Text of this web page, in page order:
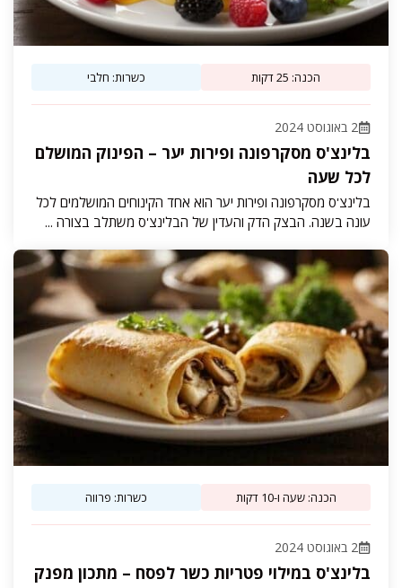
הכנה: 25 דקות כשרות: חלבי
2 באוגוסט 2024
בלינצ'ס מסקרפונה ופירות יער – הפינוק המושלם
לכל שעה
בלינצ'ס מסקרפונה ופירות יער הוא אחד הקינוחים המושלמים לכל
עונה בשנה. הבצק הדק והעדין של הבלינצ'ס משתלב בצורה ...
הכנה: שעה ו-10 דקות כשרות: פרווה
2 באוגוסט 2024
בלינצ'ס במילוי פטריות כשר לפסח – מתכון מפנק